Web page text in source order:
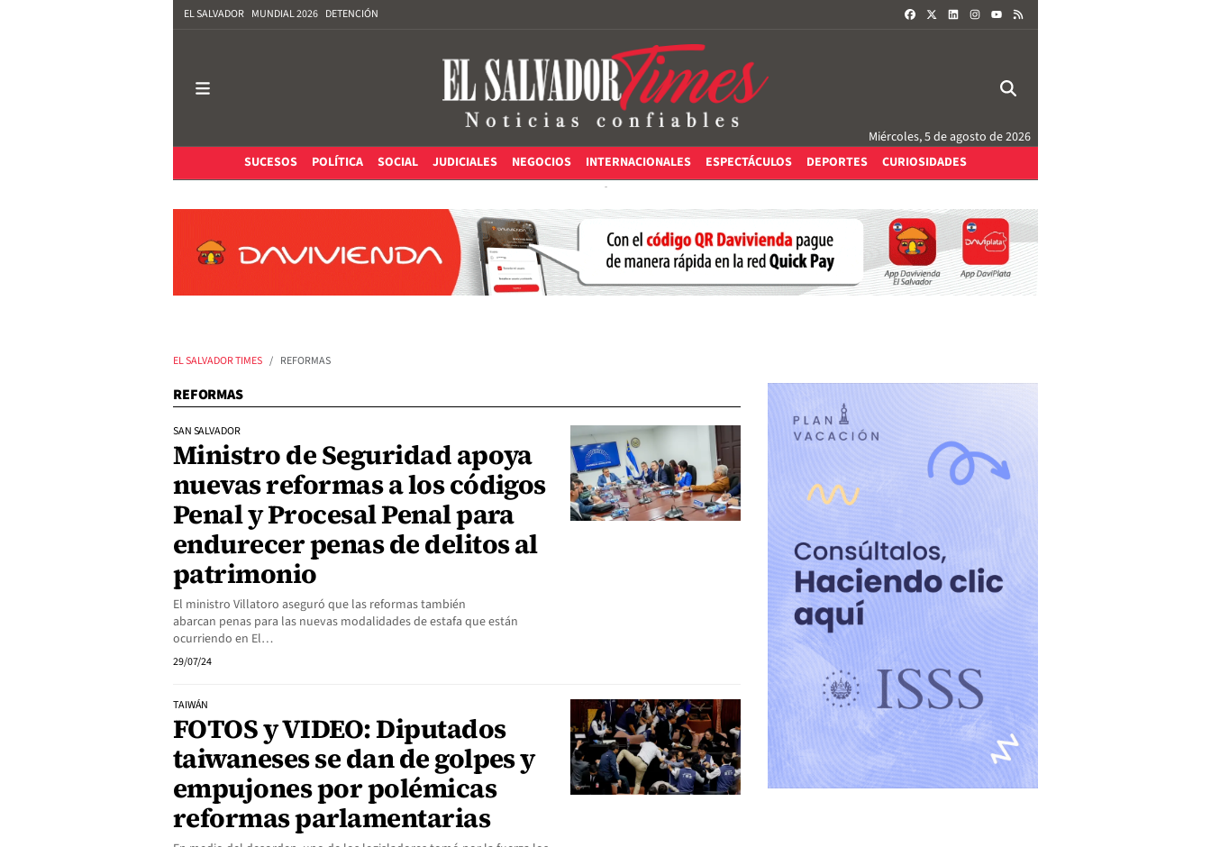
EL SALVADOR MUNDIAL 2026 DETENCIÓN FACEBOOKLINKEDININSTAGRAM
Miércoles, 5 de agosto de 2026
SUCESOS
POLÍTICA SOCIAL JUDICIALES NEGOCIOS INTERNACIONALES ESPECTÁCULOS DEPORTES CURIOSIDADES
EL SALVADOR TIMES REFORMAS
REFORMAS
SAN SALVADOR
Ministro de Seguridad apoya
nuevas reformas a los códigos
Penal y Procesal Penal para
endurecer penas de delitos al
patrimonio
El ministro Villatoro aseguró que las reformas también
abarcan penas para las nuevas modalidades de estafa que están
ocurriendo en El…
29/07/24
TAIWÁN
FOTOS y VIDEO: Diputados
taiwaneses se dan de golpes y
empujones por polémicas
reformas parlamentarias